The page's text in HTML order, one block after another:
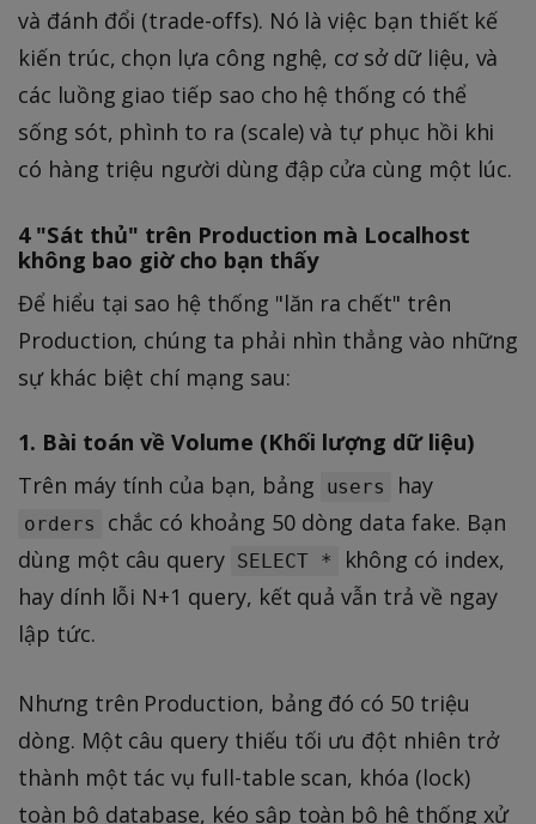
và đánh đổi (trade-offs). Nó là việc bạn thiết kế
kiến trúc, chọn lựa công nghệ, cơ sở dữ liệu, và
các luồng giao tiếp sao cho hệ thống có thể
sống sót, phình to ra (scale) và tự phục hồi khi
có hàng triệu người dùng đập cửa cùng một lúc.
4 "Sát thủ" trên Production mà Localhost
không bao giờ cho bạn thấy
Để hiểu tại sao hệ thống "lăn ra chết" trên
Production, chúng ta phải nhìn thẳng vào những
sự khác biệt chí mạng sau:
1. Bài toán về Volume (Khối lượng dữ liệu)
Trên máy tính của bạn, bảng users hay
orders
chắc có khoảng 50 dòng data fake. Bạn
dùng một câu query SELECT *
không có index,
hay dính lỗi N+1 query, kết quả vẫn trả về ngay
lập tức.
Nhưng trên Production, bảng đó có 50 triệu
dòng. Một câu query thiếu tối ưu đột nhiên trở
thành một tác vụ full-table scan, khóa (lock)
toàn bộ database, kéo sập toàn bộ hệ thống xử